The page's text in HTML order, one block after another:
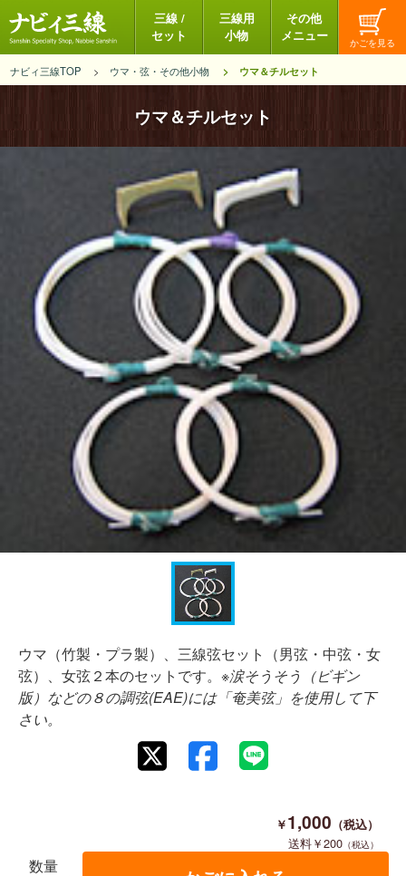
三線 /
セット
三線用
小物
その他
メニュー
ナビィ三線TOP ウマ・弦・その他小物 ウマ＆チルセット
ウマ＆チルセット
ウマ（竹製・プラ製）、三線弦セット（男弦・中弦・女
弦）、女弦２本のセットです。 ※涙そうそう（ビギン
版）などの８の調弦(EAE)には「奄美弦」を使用して下
さい。
1,000
200
数量